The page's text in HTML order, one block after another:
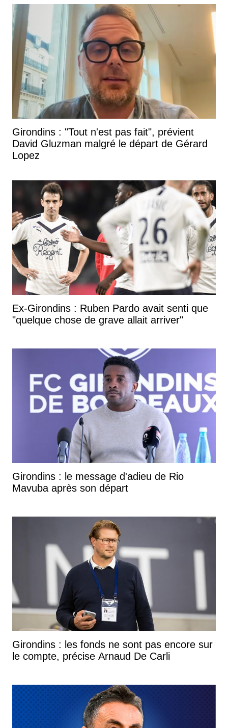
Girondins : "Tout n'est pas fait", prévient
David Gluzman malgré le départ de Gérard
Lopez
Ex-Girondins : Ruben Pardo avait senti que
"quelque chose de grave allait arriver"
Girondins : le message d'adieu de Rio
Mavuba après son départ
Girondins : les fonds ne sont pas encore sur
le compte, précise Arnaud De Carli